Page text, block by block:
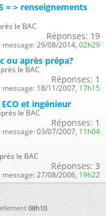
= > renseignements
le BAC
Réponses: 19
29/08/2014, 02h29
ou après prépa?
le BAC
Réponses: 1
18/11/2007, 17h15
et ingénieur
le BAC
Réponses: 1
03/07/2007, 11h04
le BAC
Réponses: 3
27/08/2006, 19h22
08h10.